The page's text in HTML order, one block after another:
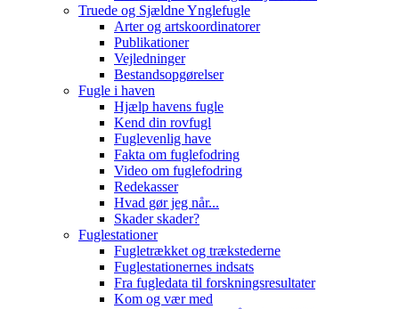
Truede og Sjældne Ynglefugle
Arter og artskoordinatorer
Publikationer
Vejledninger
Bestandsopgørelser
Fugle i haven
Hjælp havens fugle
Kend din rovfugl
Fuglevenlig have
Fakta om fuglefodring
Video om fuglefodring
Redekasser
Hvad gør jeg når...
Skader skader?
Fuglestationer
Fugletrækket og trækstederne
Fuglestationernes indsats
Fra fugledata til forskningsresultater
Kom og vær med